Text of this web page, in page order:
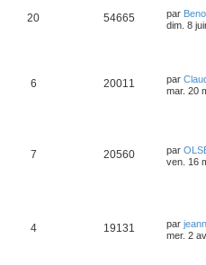
20 54665 par
dim. 8
6 20011 par
mar. 20
7 20560 par
ven. 16
4 19131 par
mer. 2